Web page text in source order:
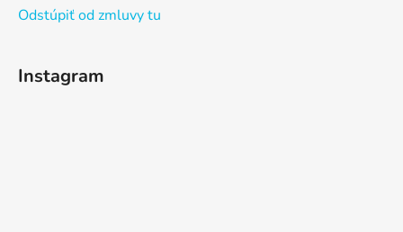
Odstúpiť od zmluvy tu
Instagram